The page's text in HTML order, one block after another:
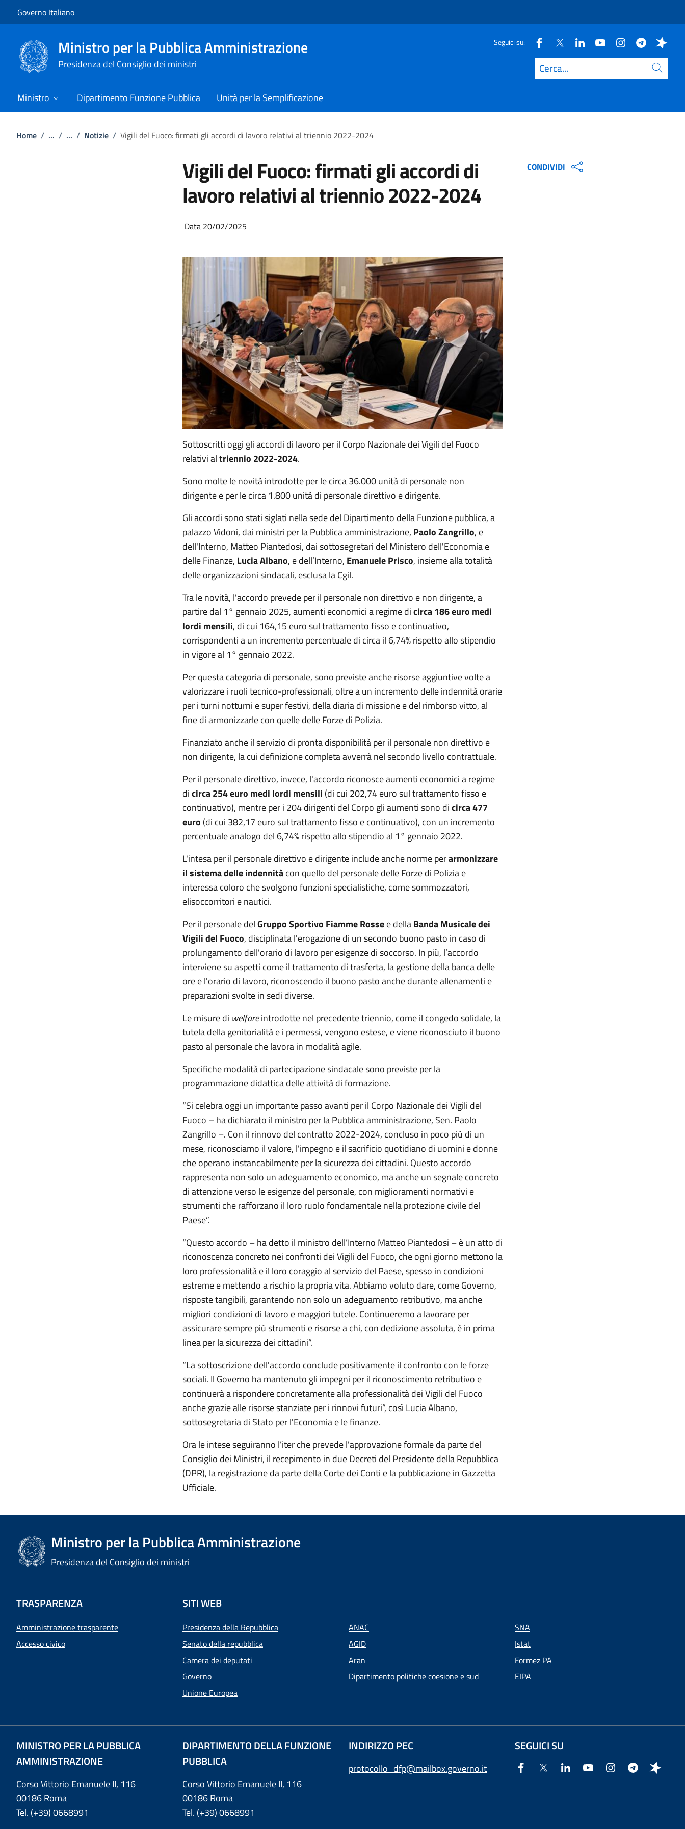
Governo Italiano
Ministro per la Pubblica Amministrazione
Presidenza del Consiglio dei ministri
Seguici su:
Cerca
Ministro Dipartimento Funzione Pubblica Unità per la Semplificazione
Home / ... / ... / Notizie / Vigili del Fuoco: firmati gli accordi di lavoro relativi al triennio 2022-2024
Vigili del Fuoco: firmati gli accordi di
lavoro relativi al triennio 2022-2024
Data 20/02/2025
Sottoscritti oggi gli accordi di lavoro per il Corpo Nazionale dei Vigili del Fuoco
relativi altriennio 2022-2024.
Sono molte le novità introdotte per le circa 36.000 unità di personale non
dirigente e per le circa 1.800 unità di personale direttivo e dirigente.
Gli accordi sono stati siglati nella sede del Dipartimento della Funzione pubblica, a
palazzo Vidoni, dai ministri per la Pubblica amministrazione, Paolo Zangrillo, e
dell'Interno, Matteo Piantedosi, dai sottosegretari del Ministero dell'Economia e
delle Finanze, Lucia Albano, e dell’Interno, Emanuele Prisco, insieme alla totalità
delle organizzazioni sindacali, esclusa la Cgil.
Tra le novità, l'accordo prevede per il personale non direttivo e non dirigente, a
partire dal 1° gennaio 2025, aumenti economici a regime dicirca 186 euro medi
lordi mensili, di cui 164,15 euro sul trattamento fisso e continuativo,
corrispondenti a un incremento percentuale di circa il 6,74% rispetto allo stipendio
in vigore al 1° gennaio 2022.
Per questa categoria di personale, sono previste anche risorse aggiuntive volte a
valorizzare i ruoli tecnico-professionali, oltre a un incremento delle indennità orarie
per i turni notturni e super festivi, della diaria di missione e del rimborso vitto, al
fine di armonizzarle con quelle delle Forze di Polizia.
Finanziato anche il servizio di pronta disponibilità per il personale non direttivo e
non dirigente, la cui definizione completa avverrà nel secondo livello contrattuale.
Per il personale direttivo, invece, l'accordo riconosce aumenti economici a regime
dicirca 254 euro medi lordi mensili (di cui 202,74 euro sul trattamento fisso e
continuativo), mentre per i 204 dirigenti del Corpo gli aumenti sono dicirca 477
euro (di cui 382,17 euro sul trattamento fisso e continuativo), con un incremento
percentuale analogo del 6,74% rispetto allo stipendio al 1° gennaio 2022.
L'intesa per il personale direttivo e dirigente include anche norme perarmonizzare
il sistema delle indennitàcon quello del personale delle Forze di Polizia e
interessa coloro che svolgono funzioni specialistiche, come sommozzatori,
elisoccorritori e nautici.
Per il personale delGruppo Sportivo Fiamme Rossee dellaBanda Musicale dei
Vigili del Fuoco, disciplinata l'erogazione di un secondo buono pasto in caso di
prolungamento dell'orario di lavoro per esigenze di soccorso. In più, l’accordo
interviene su aspetti come il trattamento di trasferta, la gestione della banca delle
ore e l'orario di lavoro, riconoscendo il buono pasto anche durante allenamenti e
preparazioni svolte in sedi diverse.
Le misure di welfareintrodotte nel precedente triennio, come il congedo solidale, la
tutela della genitorialità e i permessi, vengono estese, e viene riconosciuto il buono
pasto al personale che lavora in modalità agile.
Specifiche modalità di partecipazione sindacale sono previste per la
programmazione didattica delle attività di formazione.
“Si celebra oggi un importante passo avanti per il Corpo Nazionale dei Vigili del
Fuoco – ha dichiarato il ministro per la Pubblica amministrazione, Sen. Paolo
Zangrillo –. Con il rinnovo del contratto 2022-2024, concluso in poco più di un
mese, riconosciamo il valore, l'impegno e il sacrificio quotidiano di uomini e donne
che operano instancabilmente per la sicurezza dei cittadini. Questo accordo
rappresenta non solo un adeguamento economico, ma anche un segnale concreto
di attenzione verso le esigenze del personale, con miglioramenti normativi e
strumenti che rafforzano il loro ruolo fondamentale nella protezione civile del
Paese”.
“Questo accordo – ha detto il ministro dell’Interno Matteo Piantedosi – è un atto di
riconoscenza concreto nei confronti dei Vigili del Fuoco, che ogni giorno mettono la
loro professionalità e il loro coraggio al servizio del Paese, spesso in condizioni
estreme e mettendo a rischio la propria vita. Abbiamo voluto dare, come Governo,
risposte tangibili, garantendo non solo un adeguamento retributivo, ma anche
migliori condizioni di lavoro e maggiori tutele. Continueremo a lavorare per
assicurare sempre più strumenti e risorse a chi, con dedizione assoluta, è in prima
linea per la sicurezza dei cittadini”.
“La sottoscrizione dell'accordo conclude positivamente il confronto con le forze
sociali. Il Governo ha mantenuto gli impegni per il riconoscimento retributivo e
continuerà a rispondere concretamente alla professionalità dei Vigili del Fuoco
anche grazie alle risorse stanziate per i rinnovi futuri”, così Lucia Albano,
sottosegretaria di Stato per l'Economia e le finanze.
Ora le intese seguiranno l’iter che prevede l'approvazione formale da parte del
Consiglio dei Ministri, il recepimento in due Decreti del Presidente della Repubblica
(DPR), la registrazione da parte della Corte dei Conti e la pubblicazione in Gazzetta
Ufficiale.
CONDIVIDI
Ministro per la Pubblica Amministrazione
Presidenza del Consiglio dei ministri
TRASPARENZA
Amministrazione trasparente
Accesso civico
SITI WEB
Presidenza della Repubblica
Senato della repubblica
Camera dei deputati
Governo
Unione Europea
ANAC
AGID
Aran
Dipartimento politiche coesione e sud
SNA
Istat
Formez PA
EIPA
MINISTRO PER LA PUBBLICA
AMMINISTRAZIONE
Corso Vittorio Emanuele II, 116
00186 Roma
Tel. (+39) 0668991
DIPARTIMENTO DELLA FUNZIONE
PUBBLICA
Corso Vittorio Emanuele II, 116
00186 Roma
Tel. (+39) 0668991
INDIRIZZO PEC
protocollo_dfp@mailbox.governo.it
SEGUICI SU